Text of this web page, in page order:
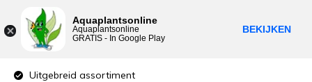
Uitgebreid assortiment
Aquaplantsonline
Aquaplantsonline
GRATIS - In Google Play
BEKIJKEN